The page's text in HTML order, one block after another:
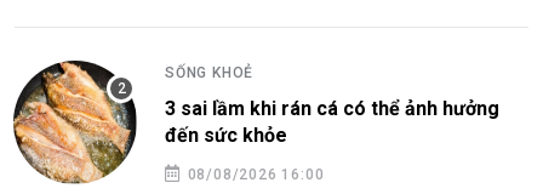
SỐNG KHOẺ
3 sai lầm khi rán cá có thể ảnh hưởng
đến sức khỏe
08/08/2026 16:00